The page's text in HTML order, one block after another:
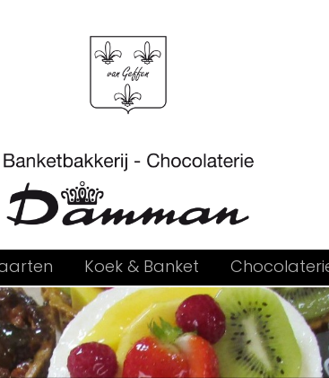
Koek & Banket